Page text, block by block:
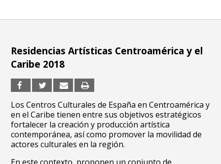
Residencias Artísticas Centroamérica y el
Caribe 2018
Los Centros Culturales de España en Centroamérica y
en el Caribe tienen entre sus objetivos estratégicos
fortalecer la creación y producción artística
contemporánea, así como promover la movilidad de
actores culturales en la región.